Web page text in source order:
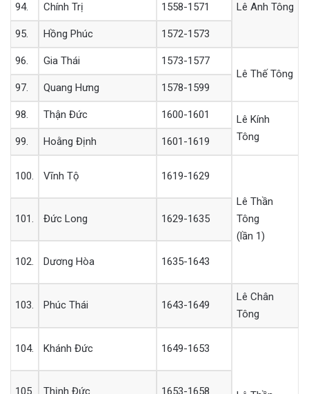
Lê Anh Tông
94. Chính Trị 1558-1571
95. Hồng Phúc 1572-1573
96. Gia Thái
1573-1577
Lê Thế Tông
97.
Quang Hưng 1578-1599
98. Thận Đức 1600-1601
Lê Kính
Tông
99. Hoằng Định 1601-1619
100. Vĩnh Tộ 1619-1629
Lê Thần
Tông
(lần 1)
101. Đức Long 1629-1635
102. Dương Hòa 1635-1643
103. Phúc Thái 1643-1649
Lê Chân
Tông
104. Khánh Đức 1649-1653
105. Thịnh Đức 1653-1658